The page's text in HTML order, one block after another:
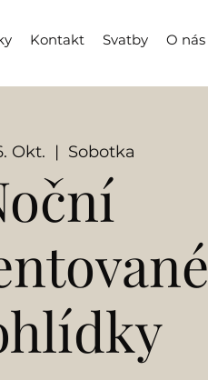
Kontakt Svatby O nás
Okt.
  |
Sobotka